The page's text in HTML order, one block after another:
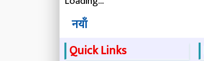
नयाँ
Quick Links